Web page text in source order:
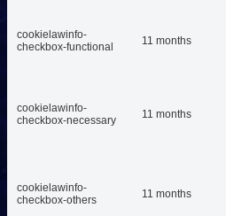
cookielawinfo-
checkbox-functional
11 months
cookielawinfo-
checkbox-necessary
11 months
cookielawinfo-
checkbox-others
11 months